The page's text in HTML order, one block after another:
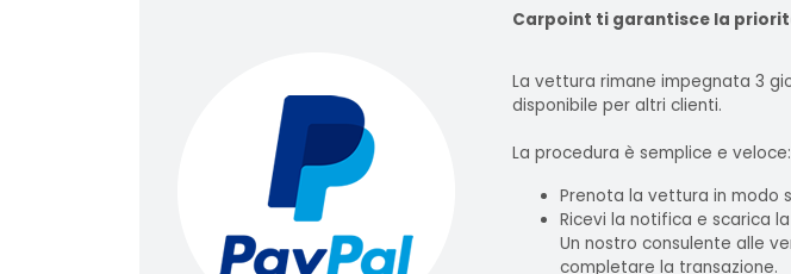
Carpoint ti garantisce la
La vettura rimane impegnata 3
disponibile per altri clienti.
La procedura è semplice e veloce:
Prenota la vettura in modo
Ricevi la notifica e scarica
Un nostro consulente alle
completare la transazione.